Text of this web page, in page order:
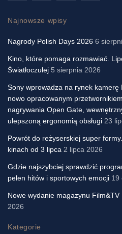
Najnowsze wpisy
Nagrody Polish Days 2026 6
Kino, które pomaga rozmawiać.
Światłoczułej 5 sierpnia 2026
Sony wprowadza na rynek
nowo opracowanym
nagrywania Open Gate,
ulepszoną ergonomią obsługi 23
Powrót do reżyserskiej super
kinach od 3 lipca 2 lipca 2026
Gdzie najszybciej sprawdzić
pełen hitów i sportowych emocji 19
Nowe wydanie magazynu
2026
Kategorie